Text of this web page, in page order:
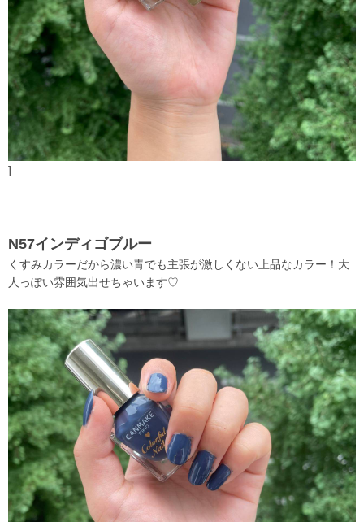
]
N57インディゴブルー
くすみカラーだから濃い青でも主張が激しくない上品なカラー！大
人っぽい雰囲気出せちゃいます♡